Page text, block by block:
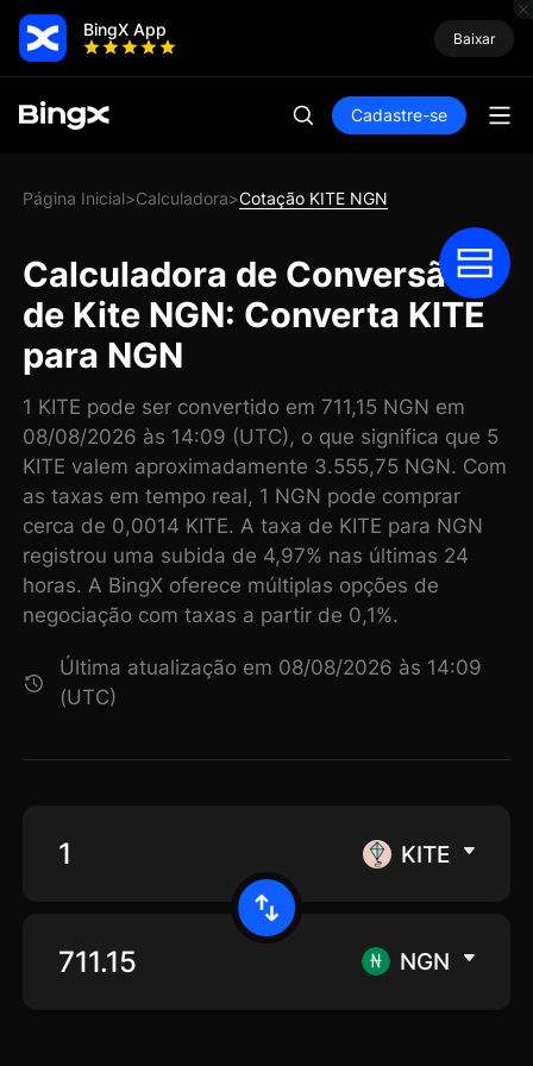
BingX App Baixar
Cadastre-se
Página Inicial>Calculadora>Cotação KITE NGN
Calculadora de Conversão
de Kite NGN: Converta KITE
para NGN
1 KITE pode ser convertido em 711,15 NGN em
08/08/2026 às 14:09 (UTC), o que significa que 5
KITE valem aproximadamente 3.555,75 NGN. Com
as taxas em tempo real, 1 NGN pode comprar
cerca de 0,0014 KITE. A taxa de KITE para NGN
registrou uma subida de 4,97% nas últimas 24
horas. A BingX oferece múltiplas opções de
negociação com taxas a partir de 0,1%.
Última atualização em 08/08/2026 às 14:09
(UTC)
KITE
NGN